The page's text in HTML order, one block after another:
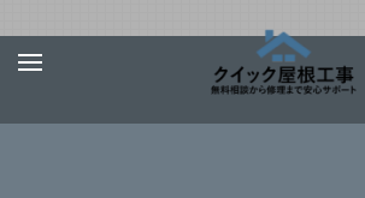
Skip
content